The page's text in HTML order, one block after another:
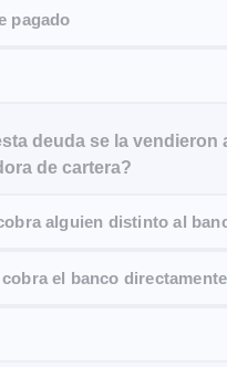
pagado
deuda se la vendieron
de cartera?
alguien distinto al
cobra el banco directamente